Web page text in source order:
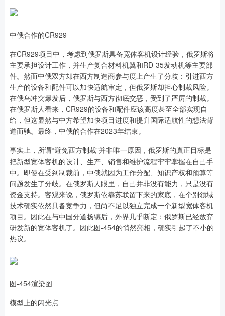
中俄合作的CR929
在CR929项目中，考虑到俄罗斯具备宽体客机设计经验，俄罗斯将
主要承担设计工作，并生产复合材料机翼和RD-35发动机等主要部
件。然而中俄双方却在西方制造商参与度上产生了分歧：引进西方
生产的设备和配件可以加快适航审定，但俄罗斯却担心制裁风险。
在俄乌冲突爆发后，俄罗斯与西方彻底交恶，受到了严厉的制裁。
在俄罗斯人看来，CR929的设备和配件应该高度甚至全部实现自
给，但这显然与中方希望加快项目进度和提升国际适航性的想法背
道而驰。最终，中俄的合作在2023年结束。
事实上，所谓“避免西方制裁”并非唯一原因，俄罗斯的真正目标是
把新型宽体客机的设计、生产、销售和维护流程牢牢掌握在自己手
中。即使在受到制裁前，中俄就因为工作分配、知识产权和预算等
问题发生了分歧。在俄罗斯人眼里，自己并非没有能力，只是没有
资金支持。客观来说，俄罗斯依靠苏联留下来的家底，在个别领域
技术确实依然具备竞争力，但尚不足以独立完成一个新型宽体客机
项目。因此在与中国分道扬镳后，外界几乎断定：俄罗斯已经放弃
研发新的宽体客机了。因此图-454的悄然亮相，确实引起了不小的
热议。
图-454渲染图
模型上的闪光点